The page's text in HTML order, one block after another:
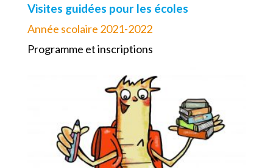
Visites guidées pour les écoles
Année scolaire 2021-2022
Programme et inscriptions